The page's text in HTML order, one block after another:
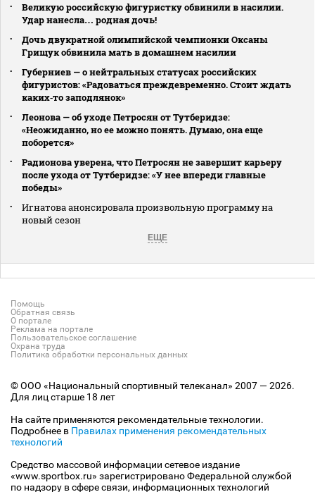
Великую российскую фигуристку обвинили в насилии.
Удар нанесла… родная дочь!
Дочь двукратной олимпийской чемпионки Оксаны
Грищук обвинила мать в домашнем насилии
Губерниев — о нейтральных статусах российских
фигуристов: «Радоваться преждевременно. Стоит ждать
каких‑то заподлянок»
Леонова — об уходе Петросян от Тутберидзе:
«Неожиданно, но ее можно понять. Думаю, она еще
поборется»
Радионова уверена, что Петросян не завершит карьеру
после ухода от Тутберидзе: «У нее впереди главные
победы»
Игнатова анонсировала произвольную программу на
новый сезон
ЕЩЕ
Помощь
Обратная связь
О портале
Реклама на портале
Пользовательское соглашение
Охрана труда
Политика обработки персональных данных
© ООО «Национальный спортивный телеканал» 2007 — 2026.
Для лиц старше 18 лет
На сайте применяются рекомендательные технологии.
Подробнее в Правилах применения рекомендательных
технологий
Средство массовой информации сетевое издание
«www.sportbox.ru» зарегистрировано Федеральной службой
по надзору в сфере связи, информационных технологий